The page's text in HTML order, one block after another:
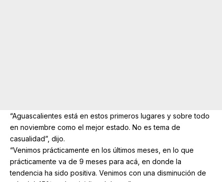
“Aguascalientes está en estos primeros lugares y sobre todo
en noviembre como el mejor estado. No es tema de
casualidad”, dijo.
“Venimos prácticamente en los últimos meses, en lo que
prácticamente va de 9 meses para acá, en donde la
tendencia ha sido positiva. Venimos con una disminución de